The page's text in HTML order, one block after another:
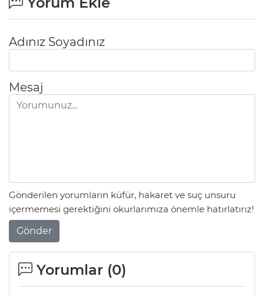
Adınız Soyadınız
Mesaj
Gönderilen yorumların küfür, hakaret ve suç unsuru
içermemesi gerektiğini okurlarımıza önemle hatırlatırız!
Gönder
Yorumlar (0)